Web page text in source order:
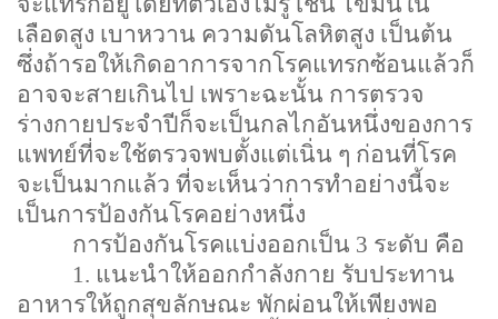
เลือดสูง เบาหวาน ความดันโลหิตสูง เป็นต้น
ซึ่งถ้ารอให้เกิดอาการจากโรคแทรกซ้อนแล้วก็
อาจจะสายเกินไป เพราะฉะนั้น การตรวจ
ร่างกายประจำปีก็จะเป็นกลไกอันหนึ่งของการ
แพทย์ที่จะใช้ตรวจพบตั้งแต่เนิ่น ๆ ก่อนที่โรค
จะเป็นมากแล้ว ที่จะเห็นว่าการทำอย่างนี้จะ
เป็นการป้องกันโรคอย่างหนึ่ง
การป้องกันโรคแบ่งออกเป็น 3 ระดับ คือ
1. แนะนำให้ออกกำลังกาย รับประทาน
อาหารให้ถูกสุขลักษณะ พักผ่อนให้เพียงพอ